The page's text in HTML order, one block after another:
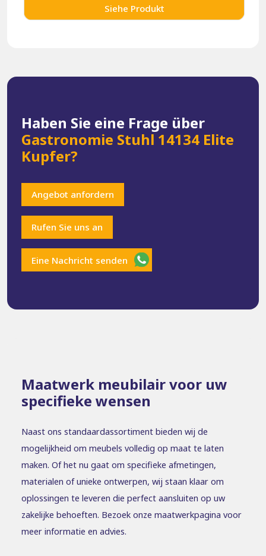
Siehe Produkt
Haben Sie eine Frage über
Gastronomie Stuhl 14134 Elite
Kupfer?
Angebot anfordern
Rufen Sie uns an
Eine Nachricht senden
Maatwerk meubilair voor uw
specifieke wensen
Naast ons standaardassortiment bieden wij de
mogelijkheid om meubels volledig op maat te laten
maken. Of het nu gaat om specifieke afmetingen,
materialen of unieke ontwerpen, wij staan klaar om
oplossingen te leveren die perfect aansluiten op uw
zakelijke behoeften. Bezoek onze maatwerkpagina voor
meer informatie en advies.